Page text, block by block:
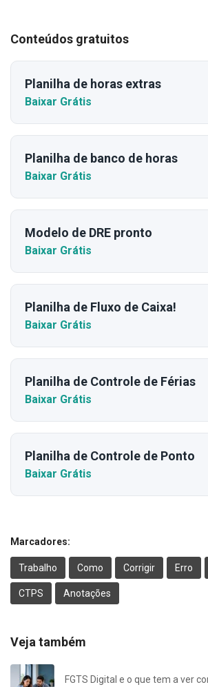
Conteúdos gratuitos
Planilha de horas extras
Baixar Grátis
Planilha de banco de horas
Baixar Grátis
Modelo de DRE pronto
Baixar Grátis
Planilha de Fluxo de Caixa!
Baixar Grátis
Planilha de Controle de Férias
Baixar Grátis
Planilha de Controle de Ponto
Baixar Grátis
Marcadores:
Trabalho Como Corrigir Erro
CTPS Anotações
Veja também
FGTS Digital e o que tem a ver